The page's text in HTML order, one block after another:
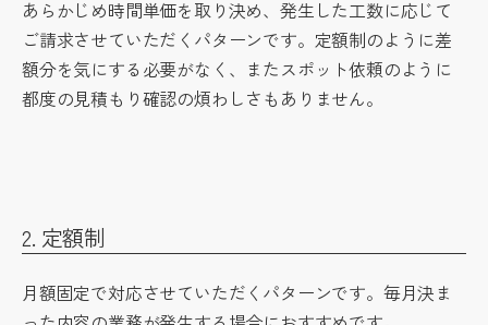
あらかじめ時間単価を取り決め、発生した工数に応じて
ご請求させていただくパターンです。定額制のように差
額分を気にする必要がなく、またスポット依頼のように
都度の見積もり確認の煩わしさもありません。
2. 定額制
月額固定で対応させていただくパターンです。毎月決ま